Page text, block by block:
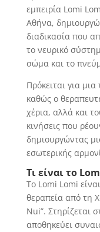
εμπειρία Lomi
Αθήνα,
διαδικασία που
το νευρικό
σώμα και το
Πρόκειται για
καθώς ο
χέρια, αλλά και
κινήσεις που
δημιουργώντας
εσωτερικής
Τι είναι το
Το Lomi Lomi
θεραπεία από τη
Nui”. Στηρίζεται
αποθηκεύει